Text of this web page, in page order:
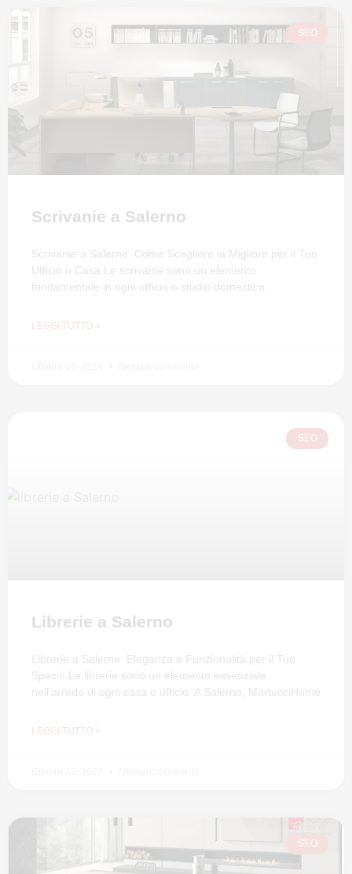
SEO
Scrivanie a Salerno
Scrivanie a Salerno: Come Scegliere la Migliore per il Tuo
Ufficio o Casa Le scrivanie sono un elemento
fondamentale in ogni ufficio o studio domestico.
LEGGI TUTTO »
SEO
Librerie a Salerno
Librerie a Salerno: Eleganza e Funzionalità per il Tuo
Spazio Le librerie sono un elemento essenziale
nell’arredo di ogni casa o ufficio. A Salerno, MartucciHome
LEGGI TUTTO »
SEO